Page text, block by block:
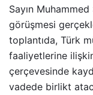
Sayın
görüşmesi
toplantıda, Türk
faaliyetlerine ilişkin
çerçevesinde
vadede birlikt